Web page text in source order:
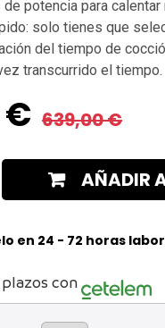
de potencia para
solo tienes que
del tiempo de
transcurrido el tiempo.
€ 639,00€
AÑADIR
en 24 - 72 horas
plazos con